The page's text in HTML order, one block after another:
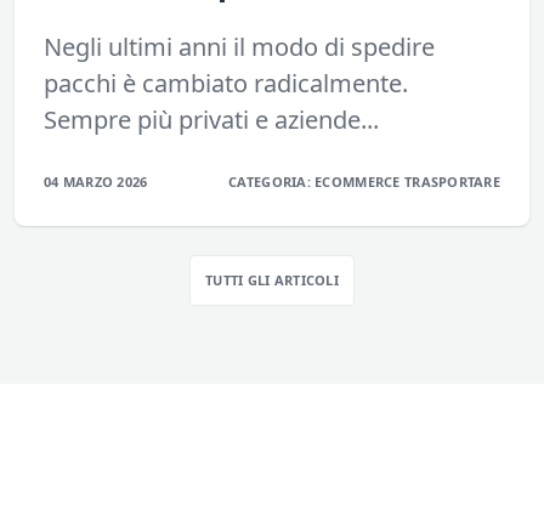
Negli ultimi anni il modo di spedire
pacchi è cambiato radicalmente.
Sempre più privati e aziende...
04 MARZO 2026 CATEGORIA: ECOMMERCE TRASPORTARE
TUTTI GLI ARTICOLI